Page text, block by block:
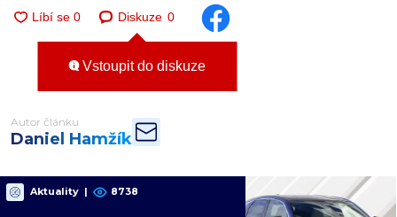
Diskuze 0
Vstoupit do diskuze
Autor článku
Daniel Hamžík
Aktuality | 8738